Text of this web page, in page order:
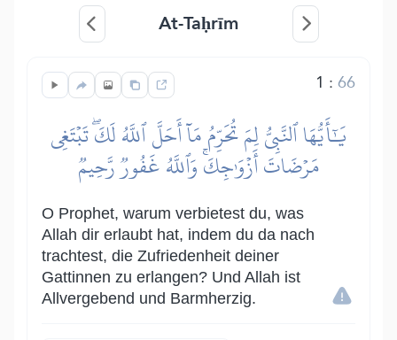
At-Taḥrīm
1 :66
يَٰٓأَيُّهَا ٱلنَّبِيُّ لِمَ تُحَرِّمُ مَآ أَحَلَّ ٱللَّهُ لَكَۖ تَبۡتَغِي
مَرۡضَاتَ أَزۡوَٰجِكَۚ وَٱللَّهُ غَفُورٞ رَّحِيمٞ
O Prophet, warum verbietest du, was
Allah dir erlaubt hat, indem du da nach
trachtest, die Zufriedenheit deiner
Gattinnen zu erlangen? Und Allah ist
Allvergebend und Barmherzig.